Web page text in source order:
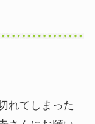
れてしまった